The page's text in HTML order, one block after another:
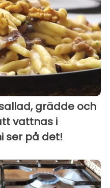
grädde och
vattnas i
ser på det!